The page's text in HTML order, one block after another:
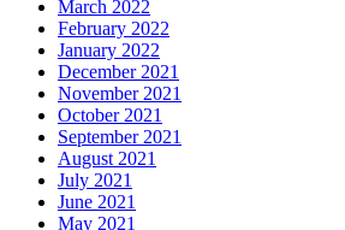
March 2022
February 2022
January 2022
December 2021
November 2021
October 2021
September 2021
August 2021
July 2021
June 2021
May 2021